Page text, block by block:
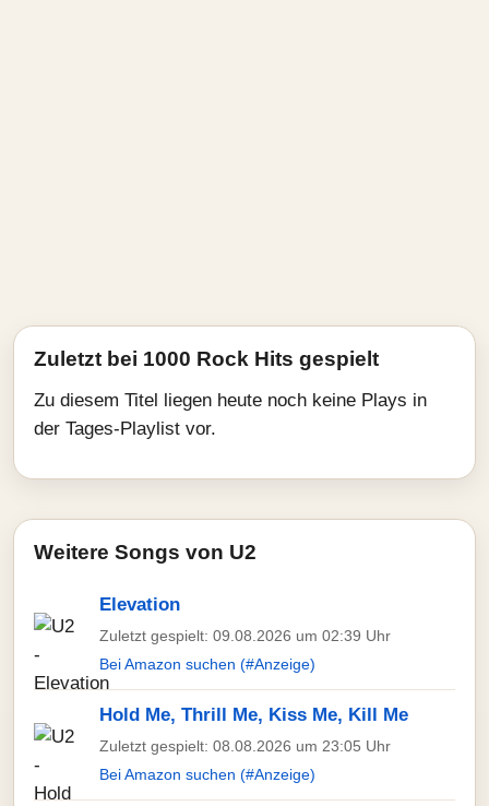
Zuletzt bei 1000 Rock Hits gespielt
Zu diesem Titel liegen heute noch keine Plays in
der Tages-Playlist vor.
Weitere Songs von U2
Elevation
Zuletzt gespielt: 09.08.2026 um 02:39 Uhr
Bei Amazon suchen (#Anzeige)
Hold Me, Thrill Me, Kiss Me, Kill Me
Zuletzt gespielt: 08.08.2026 um 23:05 Uhr
Bei Amazon suchen (#Anzeige)